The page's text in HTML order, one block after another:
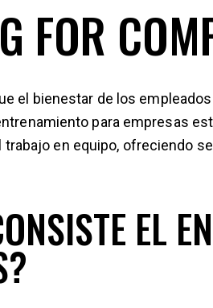
FOR
el bienestar de los
para empresas
en equipo, ofreciendo
EL